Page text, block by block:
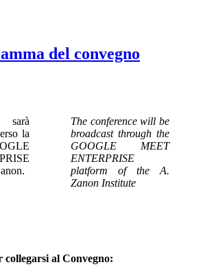
del convegno
sarà
la
The conference will be
broadcast through the
GOOGLE MEET
ENTERPRISE
platform of the A.
Zanon Institute
collegarsi al Convegno: